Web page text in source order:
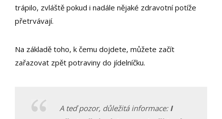
trápilo, zvláště pokud i nadále nějaké zdravotní potíže
přetrvávají.
Na základě toho, k čemu dojdete, můžete začít
zařazovat zpět potraviny do jídelníčku.
A teď pozor, důležitá informace: I